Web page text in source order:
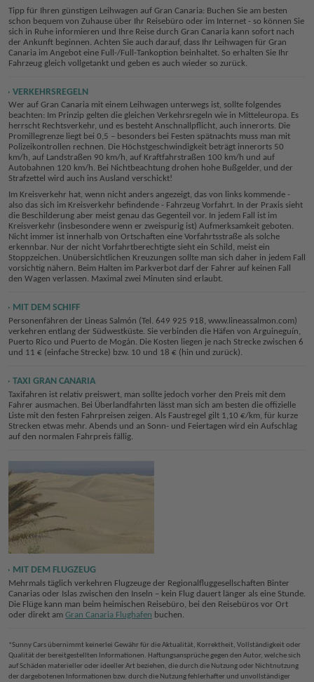
Tipp für Ihren günstigen Leihwagen auf Gran Canaria: Buchen Sie am besten
schon bequem von Zuhause über Ihr Reisebüro oder im Internet - so können Sie
sich in Ruhe informieren und Ihre Reise durch Gran Canaria kann sofort nach
der Ankunft beginnen. Achten Sie auch darauf, dass Ihr Leihwagen für Gran
Canaria im Angebot eine Full-/Full-Tankoption beinhaltet. So erhalten Sie Ihr
Fahrzeug gleich vollgetankt und geben es auch wieder so zurück.
VERKEHRSREGELN
Wer auf Gran Canaria mit einem Leihwagen unterwegs ist, sollte folgendes
beachten: Im Prinzip gelten die gleichen Verkehrsregeln wie in Mitteleuropa. Es
herrscht Rechtsverkehr, und es besteht Anschnallpflicht, auch innerorts. Die
Promillegrenze liegt bei 0,5 – besonders bei Festen spätnachts muss man mit
Polizeikontrollen rechnen. Die Höchstgeschwindigkeit beträgt innerorts 50
km/h, auf Landstraßen 90 km/h, auf Kraftfahrstraßen 100 km/h und auf
Autobahnen 120 km/h. Bei Nichtbeachtung drohen hohe Bußgelder, und der
Strafzettel wird auch ins Ausland verschickt!
Im Kreisverkehr hat, wenn nicht anders angezeigt, das von links kommende -
also das sich im Kreisverkehr befindende - Fahrzeug Vorfahrt. In der Praxis sieht
die Beschilderung aber meist genau das Gegenteil vor. In jedem Fall ist im
Kreisverkehr (insbesondere wenn er zweispurig ist) Aufmerksamkeit geboten.
Nicht immer ist innerhalb von Ortschaften eine Vorfahrtsstraße als solche
erkennbar. Nur der nicht Vorfahrtberechtigte sieht ein Schild, meist ein
Stoppzeichen. Unübersichtlichen Kreuzungen sollte man sich daher in jedem Fall
vorsichtig nähern. Beim Halten im Parkverbot darf der Fahrer auf keinen Fall
den Wagen verlassen. Maximal zwei Minuten sind erlaubt.
MIT DEM SCHIFF
Personenfähren der Lineas Salmón (Tel. 649 925 918, www.lineassalmon.com)
verkehren entlang der Südwestküste. Sie verbinden die Häfen von Arguineguín,
Puerto Rico und Puerto de Mogán. Die Kosten liegen je nach Strecke zwischen 6
und 11 € (einfache Strecke) bzw. 10 und 18 € (hin und zurück).
TAXI GRAN CANARIA
Taxifahren ist relativ preiswert, man sollte jedoch vorher den Preis mit dem
Fahrer ausmachen. Bei Überlandfahrten lässt man sich am besten die offizielle
Liste mit den festen Fahrpreisen zeigen. Als Faustregel gilt 1,10 €/km, für kurze
Strecken etwas mehr. Abends und an Sonn- und Feiertagen wird ein Aufschlag
auf den normalen Fahrpreis fällig.
MIT DEM FLUGZEUG
Mehrmals täglich verkehren Flugzeuge der Regionalfluggesellschaften Binter
Canarias oder Islas zwischen den Inseln – kein Flug dauert länger als eine Stunde.
Die Flüge kann man beim heimischen Reisebüro, bei den Reisebüros vor Ort
oder direkt am Gran Canaria Flughafen buchen.
*Sunny Cars übernimmt keinerlei Gewähr für die Aktualität, Korrektheit, Vollständigkeit oder
Qualität der bereitgestellten Informationen. Haftungsansprüche gegen den Autor, welche sich
auf Schäden materieller oder ideeller Art beziehen, die durch die Nutzung oder Nichtnutzung
der dargebotenen Informationen bzw. durch die Nutzung fehlerhafter und unvollständiger